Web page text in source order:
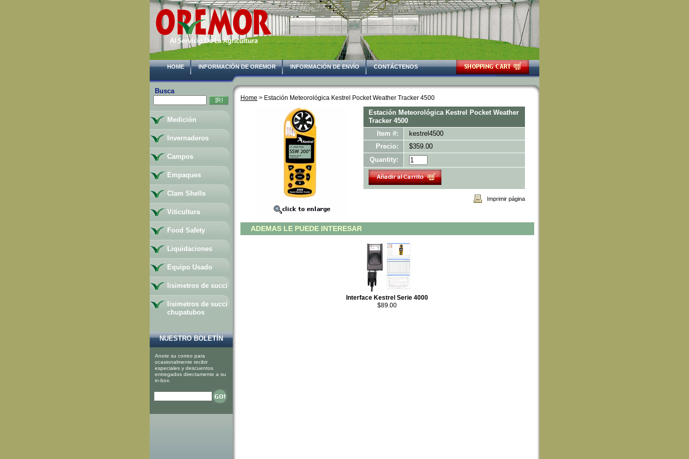
HOME INFORMACIÓN DE OREMOR INFORMACIÓN DE ENVÍO CONTÁCTENOS
Home > Estación Meteorológica Kestrel Pocket Weather Tracker 4500
Estación Meteorológica Kestrel Pocket Weather
Tracker 4500
Item #:
kestrel4500
Precio:
$359.00
Quantity:
Imprimir página
ADEMAS LE PUEDE INTERESAR
Interface Kestrel Serie 4000
$89.00
Busca
Medición
Invernaderos
Campos
Empaques
Clam Shells
Viticultura
Food Safety
Liquidaciones
Equipo Usado
lisimetros de succi
lisimetros de succi
chupatubos
NUESTRO BOLETÍN
Anote su correo para
ocasionalmente recibir
especiales y descuentos
entregados directamente a su
in-box.